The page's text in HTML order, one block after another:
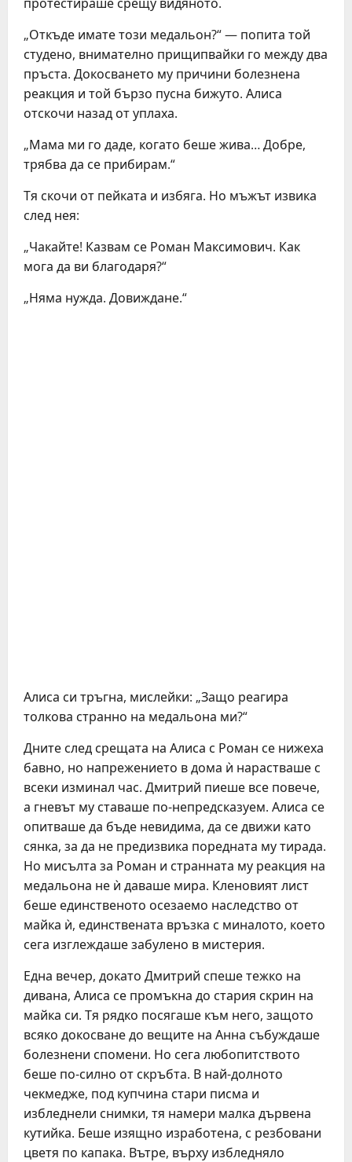
„Откъде имате този медальон?“ — попита той
студено, внимателно прищипвайки го между два
пръста. Докосването му причини болезнена
реакция и той бързо пусна бижуто. Алиса
отскочи назад от уплаха.
„Мама ми го даде, когато беше жива… Добре,
трябва да се прибирам.“
Тя скочи от пейката и избяга. Но мъжът извика
след нея:
„Чакайте! Казвам се Роман Максимович. Как
мога да ви благодаря?“
„Няма нужда. Довиждане.“
Алиса си тръгна, мислейки: „Защо реагира
толкова странно на медальона ми?“
Дните след срещата на Алиса с Роман се нижеха
бавно, но напрежението в дома ѝ нарастваше с
всеки изминал час. Дмитрий пиеше все повече,
а гневът му ставаше по-непредсказуем. Алиса се
опитваше да бъде невидима, да се движи като
сянка, за да не предизвика поредната му тирада.
Но мисълта за Роман и странната му реакция на
медальона не ѝ даваше мира. Кленовият лист
беше единственото осезаемо наследство от
майка ѝ, единствената връзка с миналото, което
сега изглеждаше забулено в мистерия.
Една вечер, докато Дмитрий спеше тежко на
дивана, Алиса се промъкна до стария скрин на
майка си. Тя рядко посягаше към него, защото
всяко докосване до вещите на Анна събуждаше
болезнени спомени. Но сега любопитството
беше по-силно от скръбта. В най-долното
чекмедже, под купчина стари писма и
избледнели снимки, тя намери малка дървена
кутийка. Беше изящно изработена, с резбовани
цветя по капака. Вътре, върху избледняло